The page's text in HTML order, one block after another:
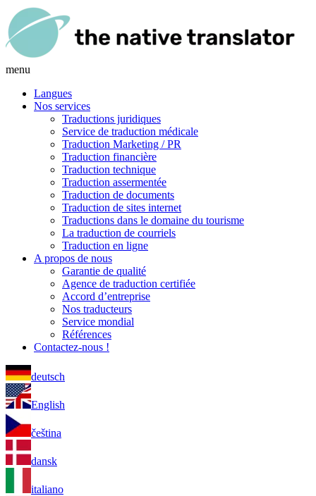
menu
Langues
Nos services
Traductions juridiques
Service de traduction médicale
Traduction Marketing / PR
Traduction financière
Traduction technique
Traduction assermentée
Traduction de documents
Traduction de sites internet
Traductions dans le domaine du tourisme
La traduction de courriels
Traduction en ligne
A propos de nous
Garantie de qualité
Agence de traduction certifiée
Accord d’entreprise
Nos traducteurs
Service mondial
Références
Contactez-nous !
deutsch
English
čeština
dansk
italiano